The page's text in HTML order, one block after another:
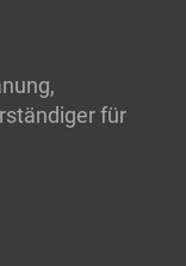
für